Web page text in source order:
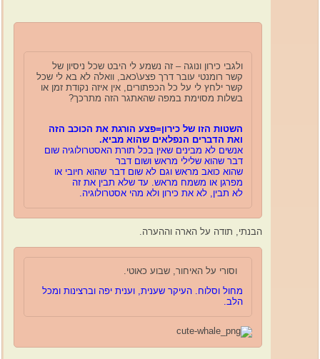
ולגבי כירון ונוגה – זה נשמע לי היבט שכל ניסיון של
קשר רומנטי עובר דרך פצע\כאב, וואלה לא בא לי שכל
קשר ילחץ לי על כל הכפתורים, אין איזה נקודת זמן או
בשלות מסוימת במפה שהאתגר הזה מתרכך?
השטות הזו של כירון=פצע הורגת את הכוכב הזה
ואת הדברים הנפלאים שהוא מביא.
אנשים לא מבינים שאין בכל תורת האסטרולוגיה שום
דבר שהוא שלילי מראשושום דבר
שהוא כואב מראש וגם לא שום דבר שהוא חיובי או
מפרגן או משמח מראש. עד שלא תבין את זה
לא תבין, לא את כירון ולא מהי אסטרולוגיה.
הבנתי, תודה על הארה וההערה.
וסורי על האיחור, שבוע כאוטי.
מחול וסלוח. העיקר שענית, וענית יפה וברצינות ומכל
הלב.